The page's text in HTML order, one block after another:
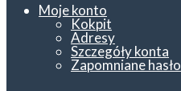
Moje konto
Kokpit
Adresy
Szczegóły konta
Zapomniane hasło